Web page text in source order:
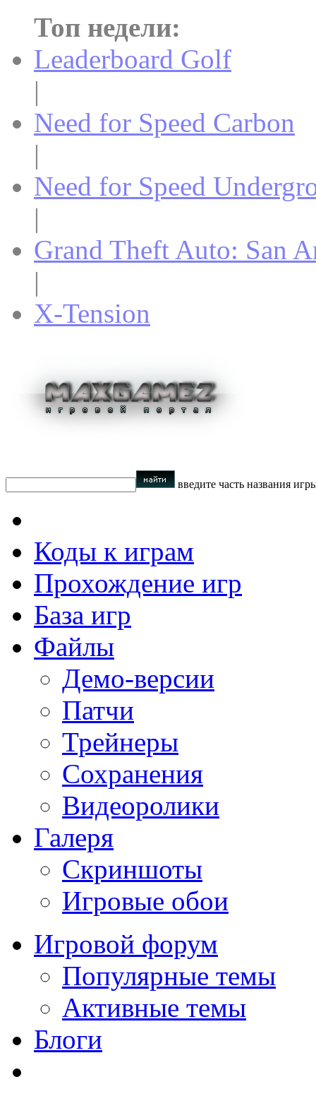
Топ недели:
Leaderboard Golf
|
Need for Speed Carbon
|
Need for Speed
|
Grand Theft Auto: San
|
X-Tension
введите часть названия
Коды к играм
Прохождение игр
База игр
Файлы
Демо-версии
Патчи
Трейнеры
Сохранения
Видеоролики
Галеря
Скриншоты
Игровые обои
Игровой форум
Популярные темы
Активные темы
Блоги